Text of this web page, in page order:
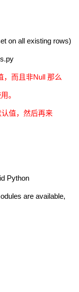
on all existing rows)
，而且非Null 那么
。
值，然后再来
Python
are available,